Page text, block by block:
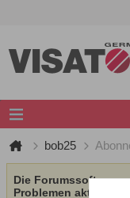
bob25
Die Forumssoftware
Problemen